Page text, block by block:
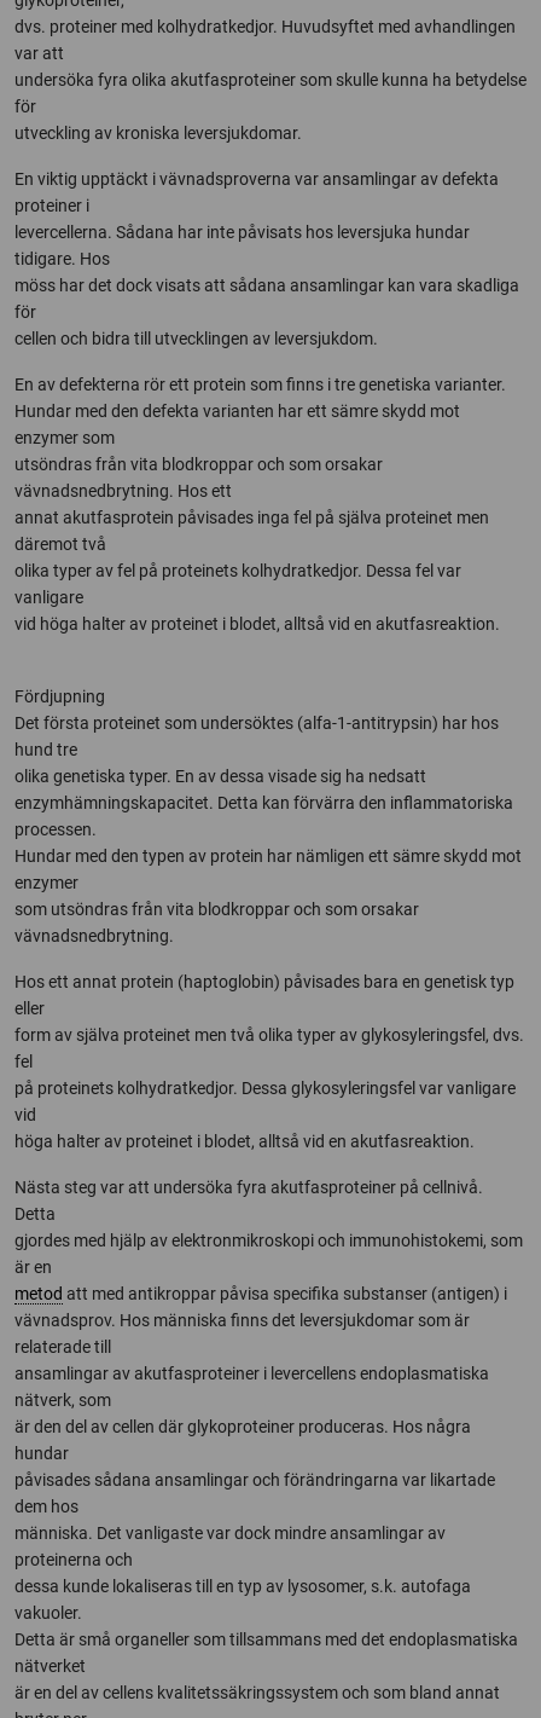
dvs. proteiner med kolhydratkedjor. Huvudsyftet med avhandlingen
var att
undersöka fyra olika akutfasproteiner som skulle kunna ha betydelse
för
utveckling av kroniska leversjukdomar.
En viktig upptäckt i vävnadsproverna var ansamlingar av defekta
proteiner i
levercellerna. Sådana har inte påvisats hos leversjuka hundar
tidigare. Hos
möss har det dock visats att sådana ansamlingar kan vara skadliga
för
cellen och bidra till utvecklingen av leversjukdom.
En av defekterna rör ett protein som finns i tre genetiska varianter.
Hundar med den defekta varianten har ett sämre skydd mot
enzymer som
utsöndras från vita blodkroppar och som orsakar
vävnadsnedbrytning. Hos ett
annat akutfasprotein påvisades inga fel på själva proteinet men
däremot två
olika typer av fel på proteinets kolhydratkedjor. Dessa fel var
vanligare
vid höga halter av proteinet i blodet, alltså vid en akutfasreaktion.
Fördjupning
Det första proteinet som undersöktes (alfa-1-antitrypsin) har hos
hund tre
olika genetiska typer. En av dessa visade sig ha nedsatt
enzymhämningskapacitet. Detta kan förvärra den inflammatoriska
processen.
Hundar med den typen av protein har nämligen ett sämre skydd mot
enzymer
som utsöndras från vita blodkroppar och som orsakar
vävnadsnedbrytning.
Hos ett annat protein (haptoglobin) påvisades bara en genetisk typ
eller
form av själva proteinet men två olika typer av glykosyleringsfel, dvs.
fel
på proteinets kolhydratkedjor. Dessa glykosyleringsfel var vanligare
vid
höga halter av proteinet i blodet, alltså vid en akutfasreaktion.
Nästa steg var att undersöka fyra akutfasproteiner på cellnivå.
Detta
gjordes med hjälp av elektronmikroskopi och immunohistokemi, som
är en
metod att med antikroppar påvisa specifika substanser (antigen) i
vävnadsprov. Hos människa finns det leversjukdomar som är
relaterade till
ansamlingar av akutfasproteiner i levercellens endoplasmatiska
nätverk, som
är den del av cellen där glykoproteiner produceras. Hos några
hundar
påvisades sådana ansamlingar och förändringarna var likartade
dem hos
människa. Det vanligaste var dock mindre ansamlingar av
proteinerna och
dessa kunde lokaliseras till en typ av lysosomer, s.k. autofaga
vakuoler.
Detta är små organeller som tillsammans med det endoplasmatiska
nätverket
är en del av cellens kvalitetssäkringssystem och som bland annat